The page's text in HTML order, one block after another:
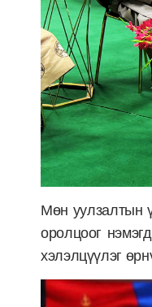
Мөн уулзалтын
оролцоог
хэлэлцүүлэг